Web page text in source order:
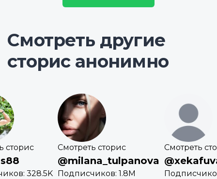
Смотреть другие
сторис анонимно
сторис
328.5K
Смотреть сторис
@milana_tulpanova
Подписчиков: 1.8M
Смотреть